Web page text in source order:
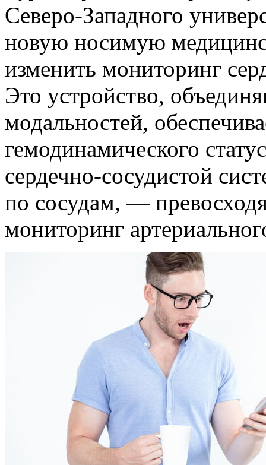
Северо-Западного
новую носимую
изменить мониторинг
Это устройство,
модальностей,
гемодинамического
сердечно-сосудистой
по сосудам, —
мониторинг